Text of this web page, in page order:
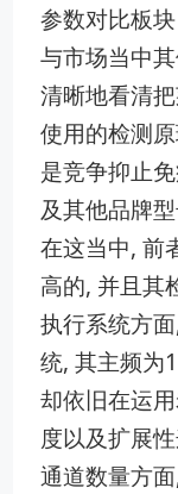
参数对比板块
与市场‌当中
清晰地看清
使用的​检测
是竞争抑止
及其他品牌
在⁠这‍当中, 前
高的, 并且其
执行系统方‌
统,‌ 其主频为‍
却依旧在运⁠
度以及​扩展
通道数‍量方